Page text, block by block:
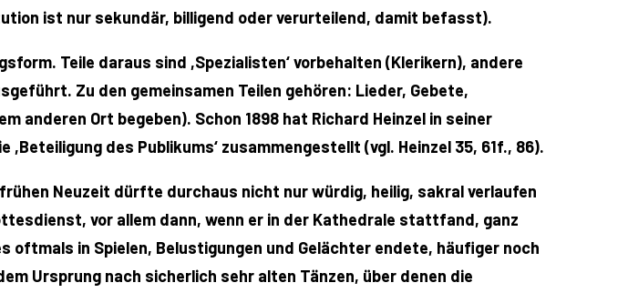
ist nur sekundär, billigend oder verurteilend, damit befasst).
Teile daraus sind ,Spezialisten‘ vorbehalten (Klerikern), andere
Zu den gemeinsamen Teilen gehören: Lieder, Gebete,
anderen Ort begeben). Schon 1898 hat Richard Heinzel in seiner
,Beteiligung des Publikums‘ zusammengestellt (vgl. Heinzel 35, 61f., 86).
Neuzeit dürfte durchaus nicht nur würdig, heilig, sakral verlaufen
vor allem dann, wenn er in der Kathedrale stattfand, ganz
oftmals in Spielen, Belustigungen und Gelächter endete, häufiger noch
Ursprung nach sicherlich sehr alten Tänzen, über denen die